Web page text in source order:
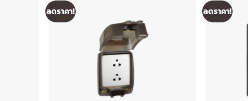
ลดราคา! ลดราคา!